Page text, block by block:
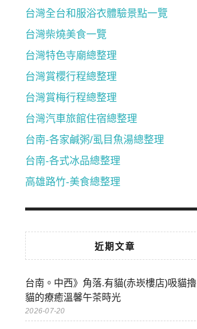
台灣全台和服浴衣體驗景點一覽
台灣柴燒美食一覽
台灣特色寺廟總整理
台灣賞櫻行程總整理
台灣賞梅行程總整理
台灣汽車旅館住宿總整理
台南-各家鹹粥/虱目魚湯總整理
台南-各式冰品總整理
高雄路竹-美食總整理
近期文章
台南。中西》角落.有貓(赤崁樓店)吸貓擼
貓的療癒溫馨午茶時光
2026-07-20